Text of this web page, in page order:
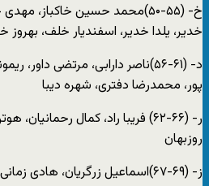
خ- (۵۵-۵۰)محمد حسین خاکباز،
خدیر، یلدا خدیر، اسفندیار خلف، بهروز
د- (۶۱-۵۶)ناصر دارابی، مرتضی
پور، محمدرضا دفتری، شهره دیبا
ر- (۶۶-۶۲) فریبا راد، کمال
روزبهان
ز- (۶۹-۶۷)اسماعیل زرگریان، هادی زمانی، حسن زهتاب